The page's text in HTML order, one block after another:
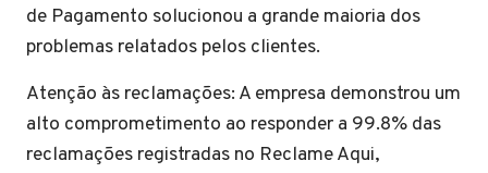
de Pagamento solucionou a grande maioria dos
problemas relatados pelos clientes.
Atenção às reclamações: A empresa demonstrou um
alto comprometimento ao responder a 99.8% das
reclamações registradas no Reclame Aqui,